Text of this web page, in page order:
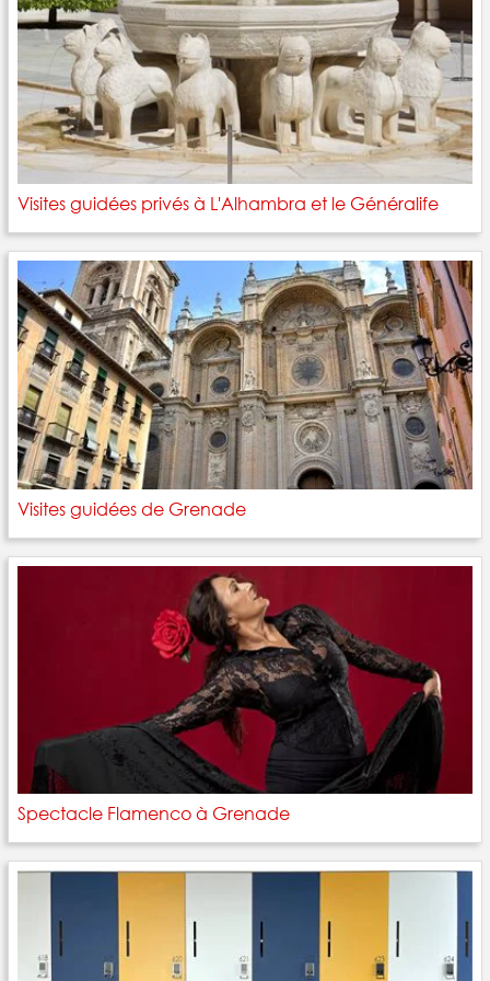
Visites guidées privés à L'Alhambra et le Généralife
Visites guidées de Grenade
Spectacle Flamenco à Grenade